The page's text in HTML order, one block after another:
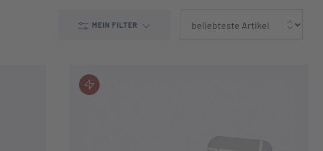
MEIN FILTER